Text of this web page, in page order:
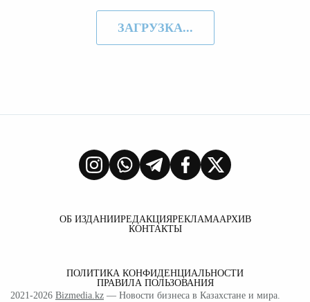
ЗАГРУЗКА...
ОБ ИЗДАНИИРЕДАКЦИЯРЕКЛАМААРХИВ
КОНТАКТЫ
ПОЛИТИКА КОНФИДЕНЦИАЛЬНОСТИ
ПРАВИЛА ПОЛЬЗОВАНИЯ
2021-2026 Bizmedia.kz — Новости бизнеса в Казахстане и мира.